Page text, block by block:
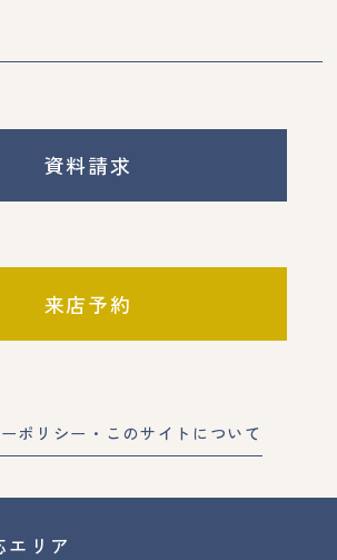
資料請求
来店予約
ポリシー・このサイトについて
エリア